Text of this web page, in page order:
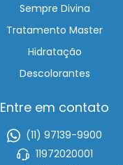
Sempre Divina
Tratamento Master
Hidratação
Descolorantes
Entre em contato
(11) 97139-9900
11972020001